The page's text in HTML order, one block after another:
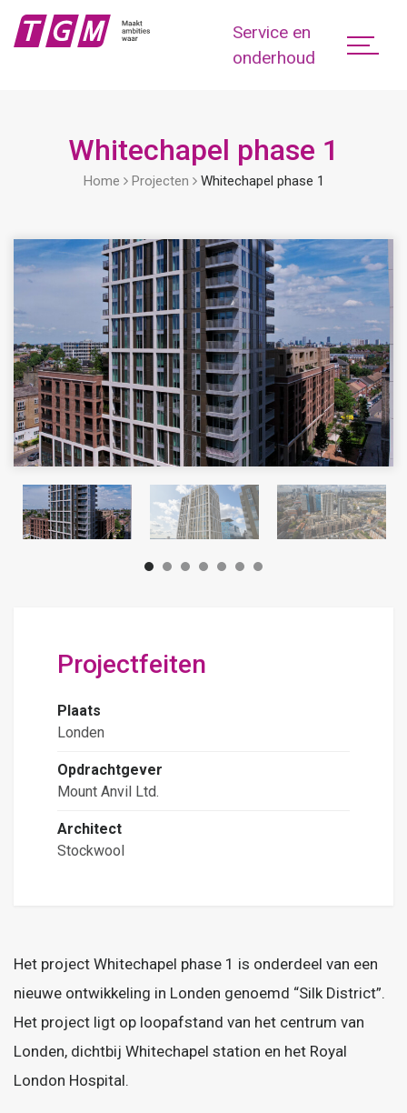
Service en
onderhoud
Whitechapel phase 1
Home Projecten Whitechapel phase 1
Projectfeiten
Plaats
Londen
Opdrachtgever
Mount Anvil Ltd.
Architect
Stockwool
Het project Whitechapel phase 1 is onderdeel van een
nieuwe ontwikkeling in Londen genoemd “Silk District”.
Het project ligt op loopafstand van het centrum van
Londen, dichtbij Whitechapel station en het Royal
London Hospital.